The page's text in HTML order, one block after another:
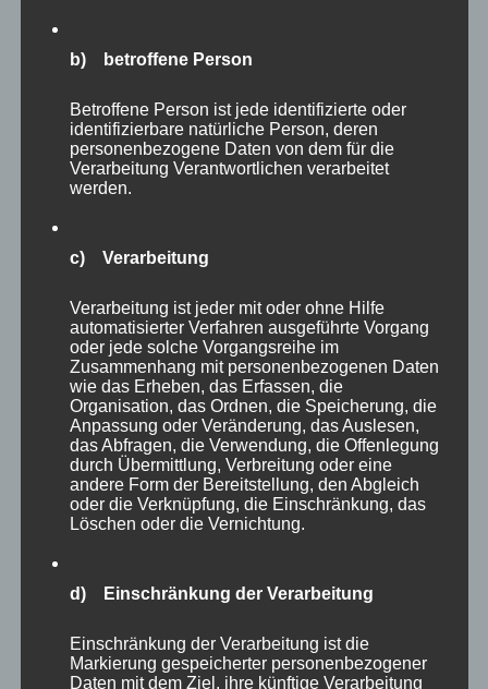
Einen ganzen Abschnitt des Parkes widmet
man in Eekholt den verschiedenen Eulenarten,
die man in ihren Volieren anschauen kann. Egal
ob Bartkauz, Schneeeule oder welche Eulenart
auch immer, die Tiere gehören zweifellos zu
nachts und fliegen lautlos – kleine (oder
große?) Meisterwerke der Natur!
b) betroffene Person
Betroffene Person ist jede identifizierte oder
identifizierbare natürliche Person, deren
personenbezogene Daten von dem für die
Verarbeitung Verantwortlichen verarbeitet
werden.
c) Verarbeitung
Verarbeitung ist jeder mit oder ohne Hilfe
automatisierter Verfahren ausgeführte Vorgang
oder jede solche Vorgangsreihe im
Zusammenhang mit personenbezogenen Daten
wie das Erheben, das Erfassen, die
Organisation, das Ordnen, die Speicherung, die
Anpassung oder Veränderung, das Auslesen,
das Abfragen, die Verwendung, die Offenlegung
durch Übermittlung, Verbreitung oder eine
andere Form der Bereitstellung, den Abgleich
oder die Verknüpfung, die Einschränkung, das
Löschen oder die Vernichtung.
d) Einschränkung der Verarbeitung
Einschränkung der Verarbeitung ist die
Markierung gespeicherter personenbezogener
Daten mit dem Ziel, ihre künftige Verarbeitung